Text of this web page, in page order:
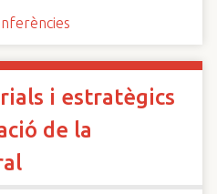
i estratègics
de la